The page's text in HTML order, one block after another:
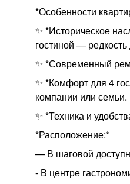
*Особенности
✨ *Историческое
гостиной —
✨ *Современный
✨ *Комфорт для 4
компании или семьи.
✨ *Техника и
*Расположение:*
— В шаговой
- В центре